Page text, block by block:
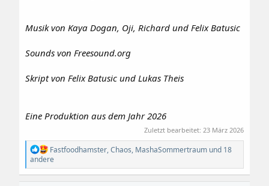
Musik von Kaya Dogan, Oji, Richard und Felix Batusic
Sounds von Freesound.org
Skript von Felix Batusic und Lukas Theis
Eine Produktion aus dem Jahr 2026
Zuletzt bearbeitet: 23 März 2026
R
e
a
k
Fastfoodhamster,Chaos, MashaSommertraum und 18
andere